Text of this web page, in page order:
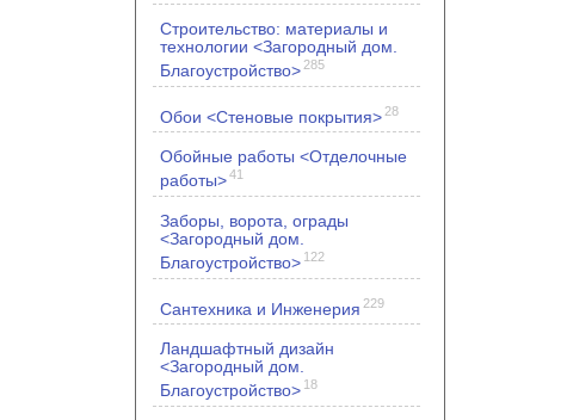
Строительство: материалы и
технологии <Загородный дом.
Благоустройство> 285
Обои <Стеновые покрытия> 28
Обойные работы <Отделочные
работы>41
Заборы, ворота, ограды
<Загородный дом.
Благоустройство> 122
Сантехника и Инженерия 229
Ландшафтный дизайн
<Загородный дом.
Благоустройство> 18